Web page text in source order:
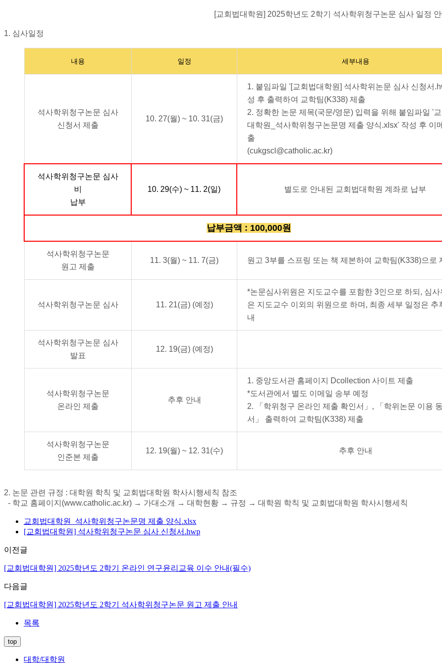
[교회법대학원] 2025학년도 2학기 석사학위청구논문 심사 일정 안
1. 심사일정
내용 일정 세부내용
석사학위청구논문 심사
신청서 제출
10. 27(월) ~ 10. 31(금)
1. 붙임파일 '[교회법대학원] 석사학위논문 심사 신청서
성 후 출력하여 교학팀(K338) 제출
2. 정확한 논문 제목(국문/영문) 입력을 위해 붙임파일 '
대학원_석사학위청구논문명 제출 양식.xlsx' 작성 후 이
출
(cukgscl@catholic.ac.kr)
석사학위청구논문 심사
비
납부
10. 29(수) ~ 11. 2(일) 별도로 안내된 교회법대학원 계좌로 납부
납부금액 : 100,000원
석사학위청구논문
원고 제출
11. 3(월) ~ 11. 7(금) 원고 3부를 스프링 또는 책 제본하여 교학팀(K338)으로
석사학위청구논문 심사 11. 21(금) (예정)
*논문심사위원은 지도교수를 포함한 3인으로 하되, 심사
은 지도교수 이외의 위원으로 하며, 최종 세부 일정은 추
내
석사학위청구논문 심사
발표
12. 19(금) (예정)
석사학위청구논문
온라인 제출
추후 안내
1. 중앙도서관 홈페이지 Dcollection 사이트 제출
*도서관에서 별도 이메일 송부 예정
2.
「 학위청구 온라인 제출 확인서 」 , 「 학위논문 이용
서 」 출력하여 교학팀(K338) 제출
석사학위청구논문
인준본 제출
12. 19(월) ~ 12. 31(수) 추후 안내
2. 논문 관련 규정 : 대학원 학칙 및 교회법대학원 학사시행세칙 참조
- 학교 홈페이지(www.catholic.ac.kr) → 가대소개 → 대학현황 → 규정 → 대학원 학칙 및 교회법대학원 학사시행세칙
교회법대학원_석사학위청구논문명 제출 양식.xlsx
[교회법대학원] 석사학위청구논문 심사 신청서.hwp
이전글
[교회법대학원] 2025학년도 2학기 온라인 연구윤리교육 이수 안내(필수)
다음글
[교회법대학원] 2025학년도 2학기 석사학위청구논문 원고 제출 안내
목록
top
대학/대학원